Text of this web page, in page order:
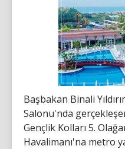
Başbakan Binali
Salonu'nda
Gençlik Kolları 5.
Havalimanı'na metro